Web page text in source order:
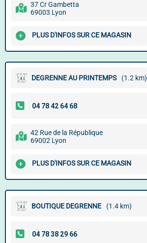
37 Cr Gambetta
69003 Lyon
PLUS D'INFOS SUR CE MAGASIN
DEGRENNE AU PRINTEMPS (1.2 km)
42 Rue de la République
69002 Lyon
PLUS D'INFOS SUR CE MAGASIN
BOUTIQUE DEGRENNE (1.4 km)